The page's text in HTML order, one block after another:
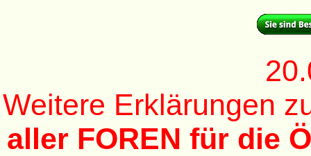
Weitere Erklärungen
aller FOREN für die